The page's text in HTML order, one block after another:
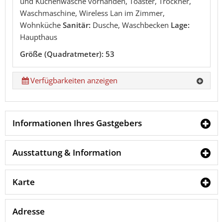
Waschmaschine, Wireless Lan im Zimmer,
Wohnküche Sanitär: Dusche, Waschbecken Lage:
Haupthaus
Größe (Quadratmeter): 53
Verfügbarkeiten anzeigen
Informationen Ihres Gastgebers
Ausstattung & Information
Karte
Adresse